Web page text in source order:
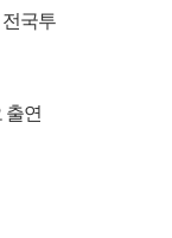
국투
출연